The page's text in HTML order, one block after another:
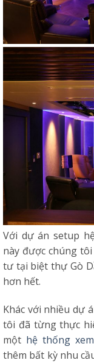
Với dự án setup
này được chúng
tư tại biệt thự Gò
hơn hết.
Khác với nhiều dự
tôi đã từng thực
một hệ thống
thêm bất kỳ nhu